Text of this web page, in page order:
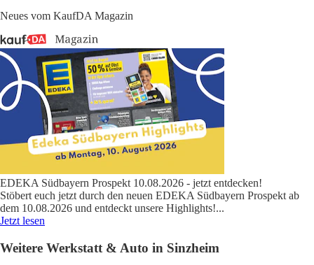
Neues vom KaufDA Magazin
EDEKA Südbayern Prospekt 10.08.2026 - jetzt entdecken!
Stöbert euch jetzt durch den neuen EDEKA Südbayern Prospekt ab
dem 10.08.2026 und entdeckt unsere Highlights!...
Jetzt lesen
Weitere Werkstatt & Auto in Sinzheim